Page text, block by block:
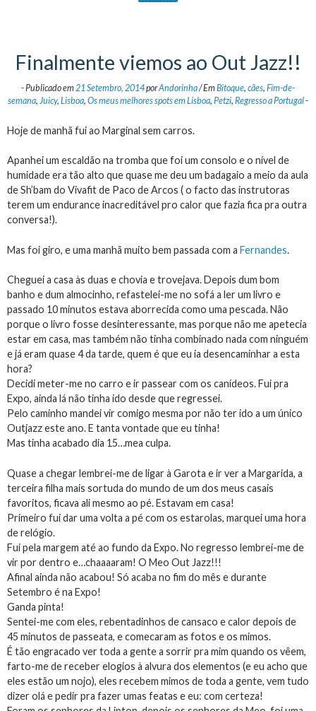
Finalmente viemos ao Out Jazz!!
-Publicado em21 Setembro, 2014porAndorinha/EmBitoque, cães, Fim-de-
semana, Juicy, Lisboa, Os meus melhores spots em Lisboa, Petzi, Regresso a Portugal-
Hoje de manhã fui ao Marginal sem carros.
Apanhei um escaldão na tromba que foi um consolo e o nível de
humidade era tão alto que quase me deu um badagaio a meio da aula
de Sh’bam do Vivafit de Paco de Arcos ( o facto das instrutoras
terem um endurance inacreditável pro calor que fazia fica pra outra
conversa!).
Mas foi giro, e uma manhã muito bem passada com a Fernandes.
Cheguei a casa às duas e chovia e trovejava. Depois dum bom
banho e dum almocinho, refastelei-me no sofá a ler um livro e
passado 10 minutos estava aborrecida como uma pescada. Não
porque o livro fosse desinteressante, mas porque não me apetecia
estar em casa, mas também não tinha combinado nada com ninguém
e já eram quase 4 da tarde, quem é que eu ia desencaminhar a esta
hora?
Decidi meter-me no carro e ir passear com os canídeos. Fui pra
Expo, ainda lá não tinha ido desde que regressei.
Pelo caminho mandei vir comigo mesma por não ter ido a um único
Outjazz este ano. E tanta vontade que eu tinha!
Mas tinha acabado dia 15…mea culpa.
Quase a chegar lembrei-me de ligar à Garota e ir ver a Margarida, a
terceira filha mais sortuda do mundo de um dos meus casais
favoritos, ficava ali mesmo ao pé. Estavam em casa!
Primeiro fui dar uma volta a pé com os estarolas, marquei uma hora
de relógio.
Fui pela margem até ao fundo da Expo. No regresso lembrei-me de
vir por dentro e…chaaaaram! O Meo Out Jazz!!!
Afinal ainda não acabou! Só acaba no fim do mês e durante
Setembro é na Expo!
Ganda pinta!
Sentei-me com eles, rebentadinhos de cansaco e calor depois de
45 minutos de passeata, e comecaram as fotos e os mimos.
É tão engracado ver toda a gente a sorrir pra mim quando os vêem,
farto-me de receber elogios à alvura dos elementos (e eu acho que
eles estão um nojo), eles recebem mimos de toda a gente, vem tudo
dizer olá e pedir pra fazer umas featas e eu: com certeza!